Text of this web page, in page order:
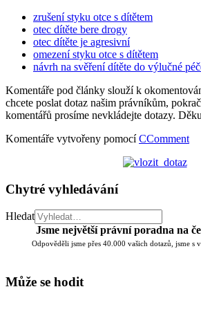
zrušení styku otce s dítětem
otec dítěte bere drogy
otec dítěte je agresivní
omezení styku otce s dítětem
návrh na svěření dítěte do výlučné
Komentáře pod články slouží k
chcete poslat dotaz našim právníkům,
komentářů prosíme nevkládejte dotazy.
Komentáře vytvořeny pomocíCComment
Chytré vyhledávání
Hledat
Jsme největší právní poradna na
Odpověděli jsme přes 40.000 vašich dotazů, jsme s
Může se hodit